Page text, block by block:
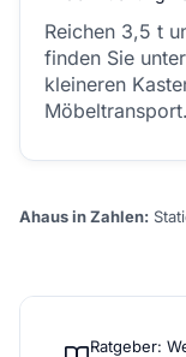
Reichen 3,5 t
finden Sie unter
kleineren
Möbeltransport.
Ahaus in Zahlen:
Ratgeber: